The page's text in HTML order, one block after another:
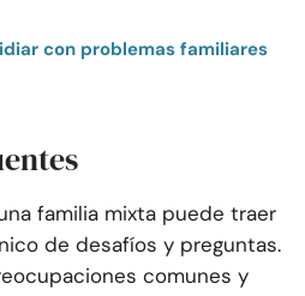
con problemas familiares
familia mixta puede traer
de desafíos y preguntas.
comunes y